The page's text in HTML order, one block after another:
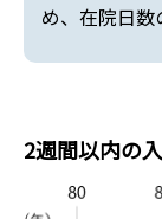
め、在院日数
2週間以内の